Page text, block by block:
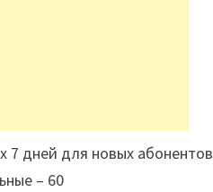
7 дней для новых абонентов
– 60